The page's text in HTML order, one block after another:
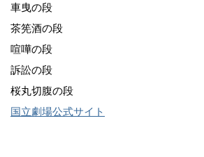
車曳の段
茶筅酒の段
喧嘩の段
訴訟の段
桜丸切腹の段
国立劇場公式サイト